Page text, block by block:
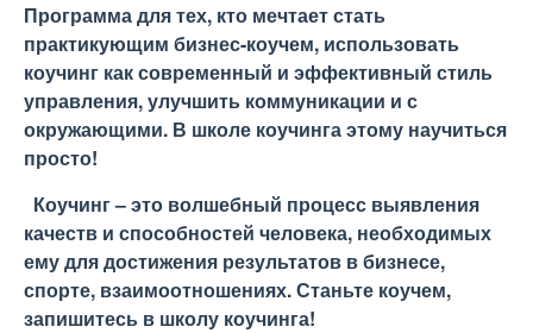
Программа для тех, кто мечтает стать
практикующим бизнес-коучем, использовать
коучинг как современный и эффективный стиль
управления, улучшить коммуникации и с
окружающими. В школе коучинга этому научиться
просто!
Коучинг – это волшебный процесс выявления
качеств и способностей человека, необходимых
ему для достижения результатов в бизнесе,
спорте, взаимоотношениях. Станьте коучем,
запишитесь в школу коучинга!